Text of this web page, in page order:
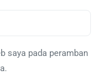
saya pada peramban